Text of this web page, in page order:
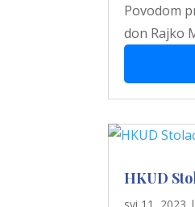
Povodom
don Rajko
HKUD